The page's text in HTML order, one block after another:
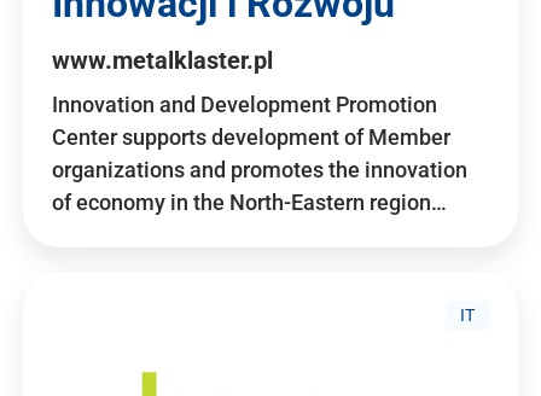
www.metalklaster.pl
Innovation and Development Promotion
Center supports development of Member
organizations and promotes the innovation
of economy in the North-Eastern region…
IT